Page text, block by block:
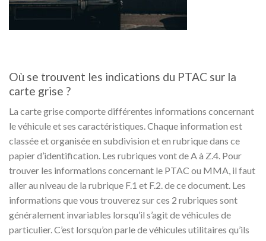
Où se trouvent les indications du PTAC sur la
carte grise ?
La carte grise comporte différentes informations concernant
le véhicule et ses caractéristiques. Chaque information est
classée et organisée en subdivision et en rubrique dans ce
papier d’identification. Les rubriques vont de A à Z.4. Pour
trouver les informations concernant le PTAC ou MMA, il faut
aller au niveau de la rubrique F.1 et F.2. de ce document. Les
informations que vous trouverez sur ces 2 rubriques sont
généralement invariables lorsqu’il s’agit de véhicules de
particulier. C’est lorsqu’on parle de véhicules utilitaires qu’ils